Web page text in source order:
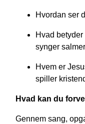
Hvordan ser
Hvad
synger
Hvem er
spiller
Hvad kan du
Gennem sang,